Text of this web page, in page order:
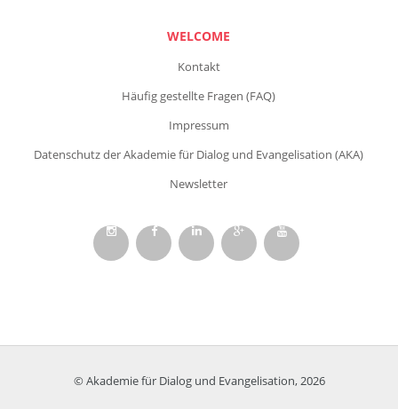
WELCOME
Kontakt
Häufig gestellte Fragen (FAQ)
Impressum
Datenschutz der Akademie für Dialog und Evangelisation (AKA)
Newsletter
© Akademie für Dialog und Evangelisation, 2026